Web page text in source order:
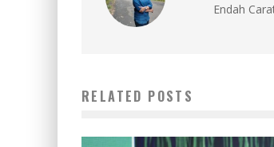
Endah
RELATED POSTS